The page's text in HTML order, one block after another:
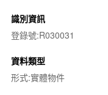
識別資訊
登錄號:R030031
資料類型
形式:實體物件